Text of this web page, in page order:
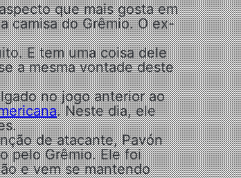
que mais gosta em
camisa do Grêmio. O ex-
E tem uma coisa dele
a mesma vontade deste
no jogo anterior ao
. Neste dia, ele
de atacante, Pavón
pelo Grêmio. Ele foi
e vem se mantendo